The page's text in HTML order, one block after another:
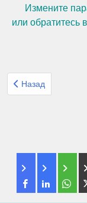
Измените
или обратитесь
Предыдущий:
Назад